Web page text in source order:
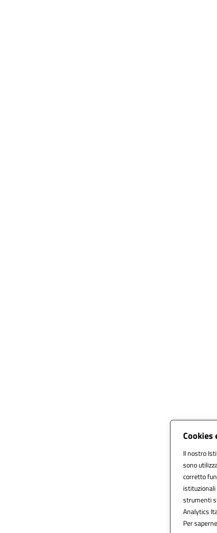
Il nostro
sono
corretto
strumenti
Analytics
Per